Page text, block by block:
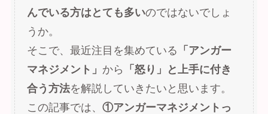
んでいる方はとても多いのではないでしょ
うか。
そこで、最近注目を集めている 「アンガー
マネジメント」 から
「怒り」と上手に付き
合う方法を解説していきたいと思います。
この記事では、 ①アンガーマネジメントっ